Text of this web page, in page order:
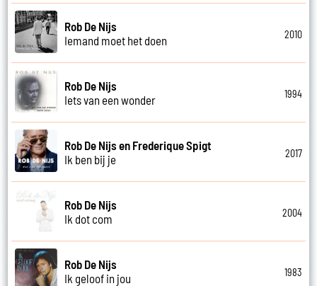
Rob De Nijs
Iemand moet het doen
2010
Rob De Nijs
Iets van een wonder
1994
Rob De Nijs en Frederique Spigt
Ik ben bij je
2017
Rob De Nijs
Ik dot com
2004
Rob De Nijs
Ik geloof in jou
1983